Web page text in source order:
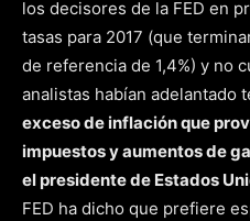
los decisores de la FED en
tasas para 2017 (que
de referencia de 1,4%) y no
analistas habían adelantado
exceso de inflación que
impuestos y aumentos de
el presidente de Estados
FED ha dicho que prefiere